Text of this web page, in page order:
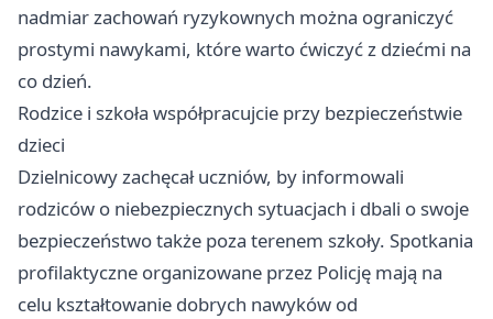
nadmiar zachowań ryzykownych można ograniczyć
prostymi nawykami, które warto ćwiczyć z dziećmi na
co dzień.
Rodzice i szkoła współpracujcie przy bezpieczeństwie
dzieci
Dzielnicowy zachęcał uczniów, by informowali
rodziców o niebezpiecznych sytuacjach i dbali o swoje
bezpieczeństwo także poza terenem szkoły. Spotkania
profilaktyczne organizowane przez Policję mają na
celu kształtowanie dobrych nawyków od